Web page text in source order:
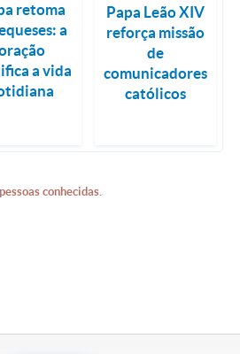
retoma
a
a vida
Papa Leão XIV
reforça missão
de
comunicadores
católicos
conhecidas.